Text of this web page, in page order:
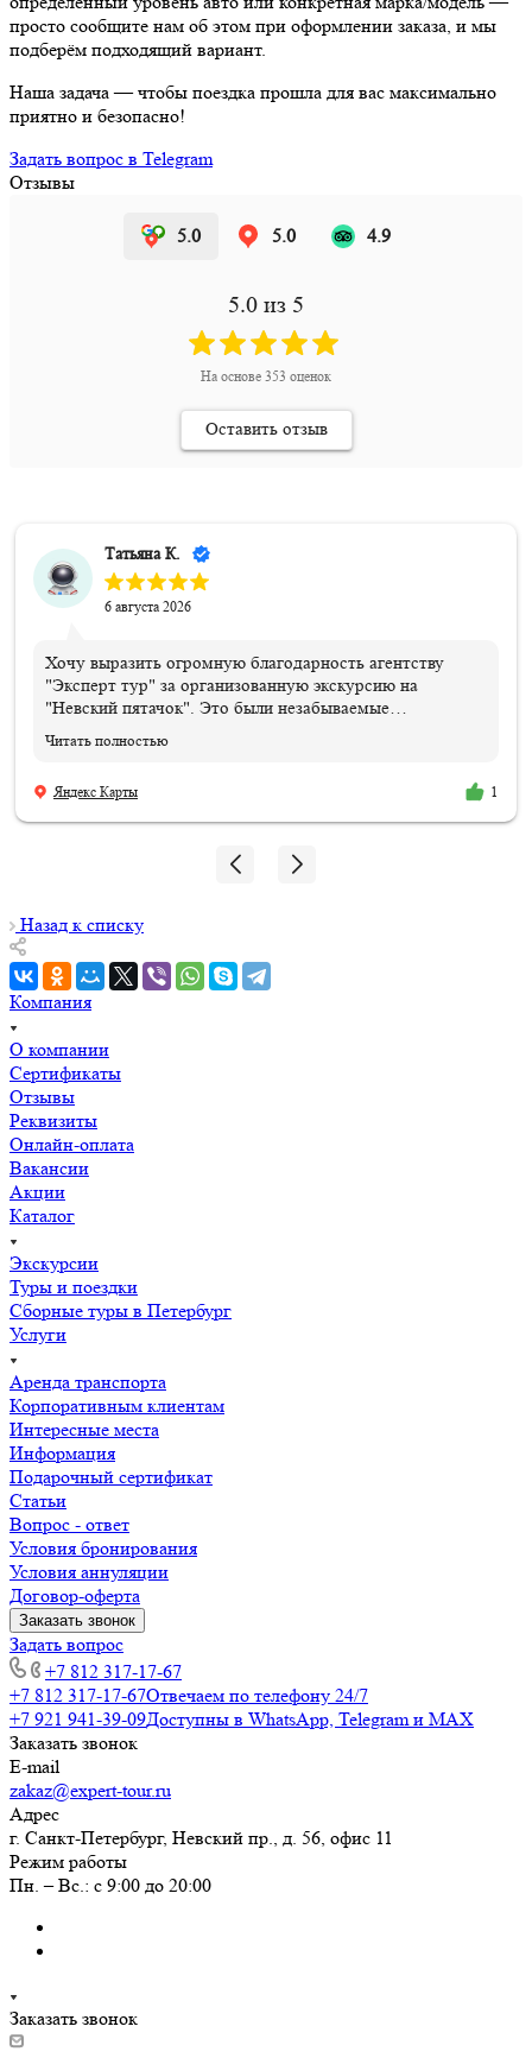
просто сообщите нам об этом при оформлении заказа, и мы
подберём подходящий вариант.
Наша задача — чтобы поездка прошла для вас максимально
приятно и безопасно!
Задать вопрос в Telegram
Отзывы
5.0 5.0 4.9
5.0 из 5
На основе 353 оценок
Оставить отзыв
Татьяна К.
6 августа 2026
Хочу выразить огромную благодарность агентству
"Эксперт тур" за организованную экскурсию на
"Невский пятачок". Это были незабываемые
впечатления и эмоции!!! Всем организаторам огромное
впечатления, и память, которые останутся навсегда.
Мой сын знает теперь, где совершил подвиг и погиб его
Читать полностью
Яндекс Карты 1
Назад к списку
Компания
О компании
Сертификаты
Отзывы
Реквизиты
Онлайн-оплата
Вакансии
Акции
Каталог
Экскурсии
Туры и поездки
Сборные туры в Петербург
Услуги
Аренда транспорта
Корпоративным клиентам
Интересные места
Информация
Подарочный сертификат
Статьи
Вопрос - ответ
Условия бронирования
Условия аннуляции
Договор-оферта
Заказать звонок
Задать вопрос
+7 812 317-17-67
+7 812 317-17-67Отвечаем по телефону 24/7
+7 921 941-39-09Доступны в WhatsApp, Telegram и MAX
Заказать звонок
E-mail
zakaz@expert-tour.ru
Адрес
г. Санкт-Петербург, Невский пр., д. 56, офис 11
Режим работы
Пн. – Вс.: с 9:00 до 20:00
Заказать звонок